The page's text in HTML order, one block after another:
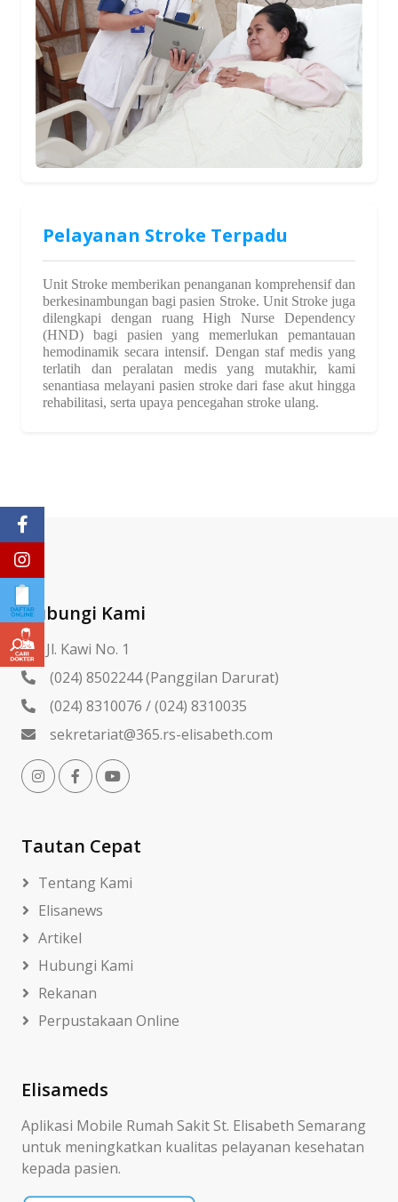
Pelayanan Stroke Terpadu
Unit Stroke memberikan penanganan komprehensif dan
berkesinambungan bagi pasien Stroke. Unit Stroke juga
dilengkapi dengan ruang High Nurse Dependency
(HND) bagi pasien yang memerlukan pemantauan
hemodinamik secara intensif. Dengan staf medis yang
terlatih dan peralatan medis yang mutakhir, kami
senantiasa melayani pasien stroke dari fase akut hingga
rehabilitasi, serta upaya pencegahan stroke ulang.
Hubungi Kami
Jl. Kawi No. 1
(024) 8502244 (Panggilan Darurat)
(024) 8310076 / (024) 8310035
sekretariat@365.rs-elisabeth.com
Tautan Cepat
Tentang Kami
Elisanews
Artikel
Hubungi Kami
Rekanan
Perpustakaan Online
Elisameds
Aplikasi Mobile Rumah Sakit St. Elisabeth Semarang
untuk meningkatkan kualitas pelayanan kesehatan
kepada pasien.